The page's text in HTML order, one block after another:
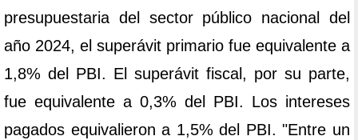
presupuestaria del sector público nacional del
año 2024, el superávit primario fue equivalente a
1,8% del PBI. El superávit fiscal, por su parte,
fue equivalente a 0,3% del PBI. Los intereses
pagados equivalieron a 1,5% del PBI. "Entre un